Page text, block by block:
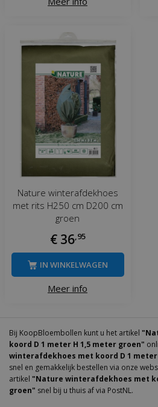
Nature winterafdekhoes
met rits H250 cm D200 cm
groen
€ 36,95
Meer info
IN WINKELWAGEN
Bij KoopBloembollen kunt u het artikel
koord D 1 meter H 1,5 meter groen"
winterafdekhoes met koord D 1 meter
snel en gemakkelijk bestellen via onze
artikel "Nature winterafdekhoes met
groen" snel bij u thuis af via PostNL.